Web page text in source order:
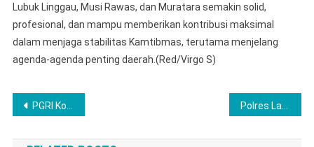
Lubuk Linggau, Musi Rawas, dan Muratara semakin solid,
profesional, dan mampu memberikan kontribusi maksimal
dalam menjaga stabilitas Kamtibmas, terutama menjelang
agenda-agenda penting daerah.(Red/Virgo S)
Post
navigation
PGRI Kota Lubuk Linggau Gelar Audiensi Strategis Dengan Jajaran Satuan Reserse Kriminal Polres Lubuk Linggau